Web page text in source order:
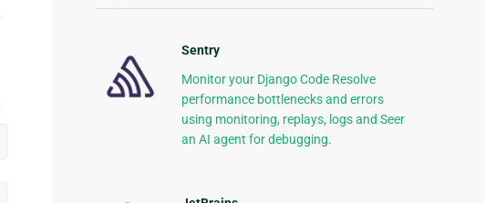
Sentry
Monitor your Django Code Resolve
performance bottlenecks and errors
using monitoring, replays, logs and Seer
an AI agent for debugging.